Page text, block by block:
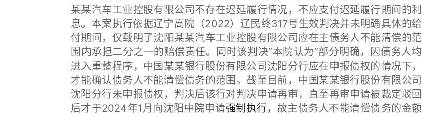
某某汽车工业控股有限公司不存在迟延履行情况，不应支付迟延履行期间的利
息。本案执行依据辽宁高院（2022）辽民终317号生效判决并未明确具体的给
付期间，仅载明了沈阳某某汽车工业控股有限公司应在主债务人不能清偿的范
围内承担二分之一的赔偿责任。同时该判决“本院认为”部分明确，因债务人均
进入重整程序，中国某某银行股份有限公司沈阳分行应在申报债权的情况下，
才能确认债务人不能清偿债务的范围。截至目前，中国某某银行股份有限公司
沈阳分行未申报债权，判决后该行对判决申请再审，直至再审申请被裁定驳回
后才于2024年1月向沈阳中院申请强制执行，故主债务人不能清偿债务的金额